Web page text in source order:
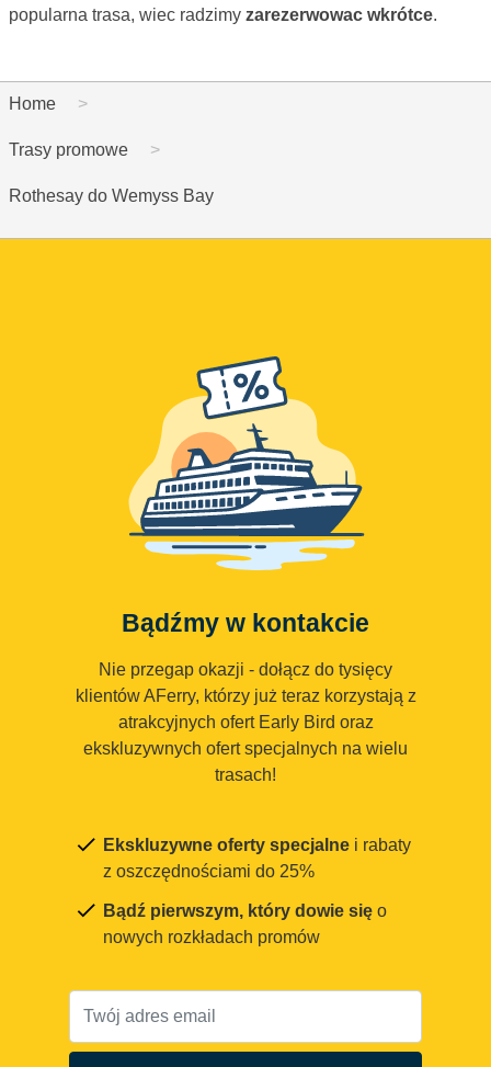
popularna trasa, wiec radzimy zarezerwowac wkrótce.
Home
Trasy promowe
Rothesay do Wemyss Bay
Bądźmy w kontakcie
Nie przegap okazji - dołącz do tysięcy
klientów AFerry, którzy już teraz korzystają z
atrakcyjnych ofert Early Bird oraz
ekskluzywnych ofert specjalnych na wielu
trasach!
Ekskluzywne oferty specjalne i rabaty
z oszczędnościami do 25%
Bądź pierwszym, który dowie się o
nowych rozkładach promów